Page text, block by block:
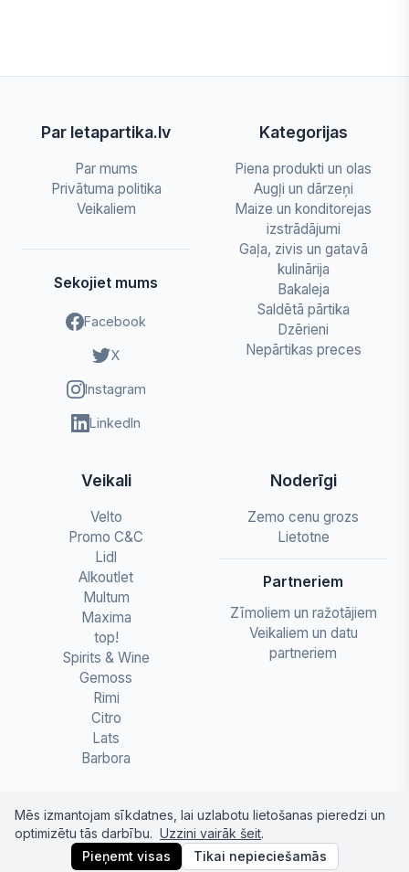
Par letapartika.lv
Par mums
Privātuma politika
Veikaliem
Sekojiet mums
Facebook
X
Instagram
LinkedIn
Kategorijas
Piena produkti un olas
Augļi un dārzeņi
Maize un konditorejas
izstrādājumi
Gaļa, zivis un gatavā
kulinārija
Bakaleja
Saldētā pārtika
Dzērieni
Nepārtikas preces
Veikali
Velto
Promo C&C
Lidl
Alkoutlet
Multum
Maxima
top!
Spirits & Wine
Gemoss
Rimi
Citro
Lats
Barbora
Noderīgi
Zemo cenu grozs
Lietotne
Partneriem
Zīmoliem un ražotājiem
Veikaliem un datu
partneriem
© 2026 letapartika.lv - Pārtikas cenu salīdzinājumi
Mēs izmantojam sīkdatnes, lai uzlabotu lietošanas pieredzi un
optimizētu tās darbību. Uzzini vairāk šeit.
Pieņemt visas
Tikai nepieciešamās